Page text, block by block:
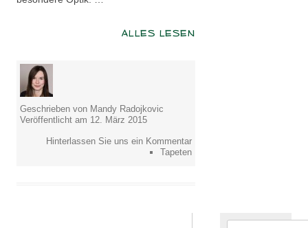
ALLES LESEN
Geschrieben von Mandy Radojkovic
Veröffentlicht am 12. März 2015
Hinterlassen Sie uns ein Kommentar
Tapeten